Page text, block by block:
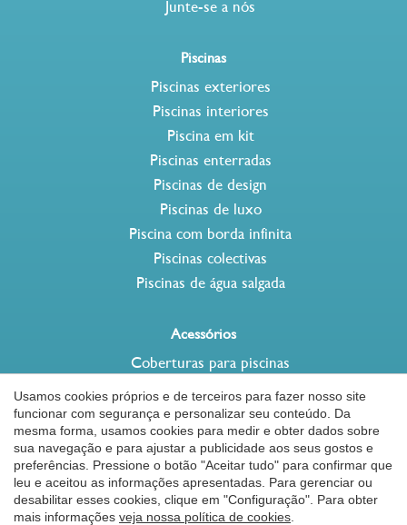
Junte-se a nós
Piscinas
Piscinas exteriores
Piscinas interiores
Piscina em kit
Piscinas enterradas
Piscinas de design
Piscinas de luxo
Piscina com borda infinita
Piscinas colectivas
Piscinas de água salgada
Acessórios
Coberturas para piscinas
Barreira de proteção para piscinas
Robots de piscina
Aquecimento piscinas
Natação contra-corrente
Chuveiro solar desjoyaux
Usamos cookies próprios e de terceiros para fazer nosso site
funcionar com segurança e personalizar seu conteúdo. Da
mesma forma, usamos cookies para medir e obter dados sobre
sua navegação e para ajustar a publicidade aos seus gostos e
preferências. Pressione o botão "Aceitar tudo" para confirmar que
leu e aceitou as informações apresentadas. Para gerenciar ou
desabilitar esses cookies, clique em "Configuração". Para obter
mais informações veja nossa política de cookies
Salvar configuração Aceitar tudo